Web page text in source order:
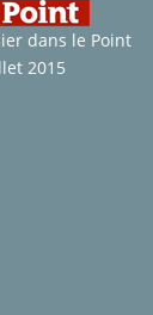
dans le Point
2015